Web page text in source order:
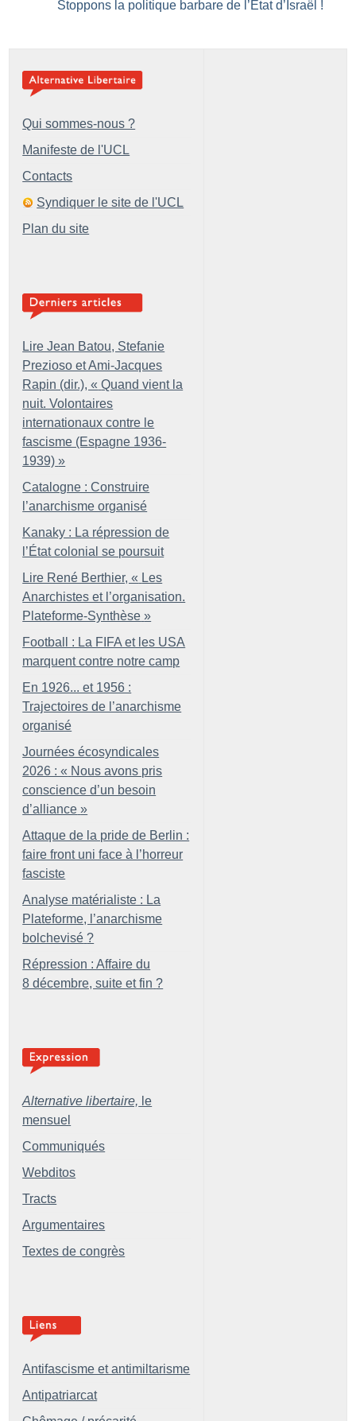
Stoppons la politique barbare de l’Etat d’Israël !
Qui sommes-nous ?
Manifeste de l'UCL
Contacts
Syndiquer le site de l'UCL
Plan du site
Lire Jean Batou, Stefanie
Prezioso et Ami-Jacques
Rapin (dir.), « Quand vient la
nuit. Volontaires
internationaux contre le
fascisme (Espagne 1936-
1939) »
Catalogne : Construire
l’anarchisme organisé
Kanaky : La répression de
l’État colonial se poursuit
Lire René Berthier, « Les
Anarchistes et l’organisation.
Plateforme-Synthèse »
Football : La FIFA et les USA
marquent contre notre camp
En 1926... et 1956 :
Trajectoires de l’anarchisme
organisé
Journées écosyndicales
2026 : « Nous avons pris
conscience d’un besoin
d’alliance »
Attaque de la pride de Berlin :
faire front uni face à l’horreur
fasciste
Analyse matérialiste : La
Plateforme, l’anarchisme
bolchevisé ?
Répression : Affaire du
8 décembre, suite et fin ?
Alternative libertaire, le
mensuel
Communiqués
Webditos
Tracts
Argumentaires
Textes de congrès
Antifascisme et antimiltarisme
Antipatriarcat